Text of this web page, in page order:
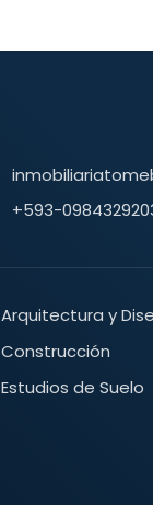
+593-
Arquitectura y
Construcción
Estudios de Suelo